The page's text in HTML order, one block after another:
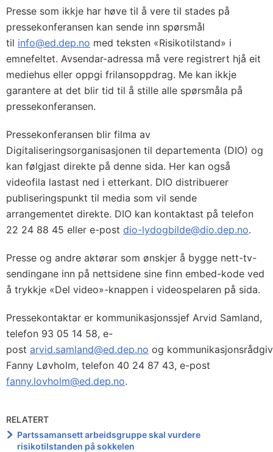
Presse som ikkje har høve til å vere til stades på
pressekonferansen kan sende inn spørsmål
til info@ed.dep.no med teksten «Risikotilstand» i
emnefeltet. Avsendar-adressa må vere registrert hjå eit
mediehus eller oppgi frilansoppdrag. Me kan ikkje
garantere at det blir tid til å stille alle spørsmåla på
pressekonferansen.
Pressekonferansen blir filma av
Digitaliseringsorganisasjonen til departementa (DIO) og
kan følgjast direkte på denne sida. Her kan også
videofila lastast ned i etterkant. DIO distribuerer
publiseringspunkt til media som vil sende
arrangementet direkte. DIO kan kontaktast på telefon
22 24 88 45 eller e-post dio-lydogbilde@dio.dep.no.
Presse og andre aktørar som ønskjer å bygge nett-tv-
sendingane inn på nettsidene sine finn embed-kode ved
å trykkje «Del video»-knappen i videospelaren på sida.
Pressekontaktar er kommunikasjonssjef Arvid Samland,
telefon 93 05 14 58, e-
post arvid.samland@ed.dep.no og
Fanny Løvholm, telefon 40 24 87 43, e-post
fanny.lovholm@ed.dep.no.
RELATERT
Partssamansett arbeidsgruppe skal vurdere
risikotilstanden på sokkelen